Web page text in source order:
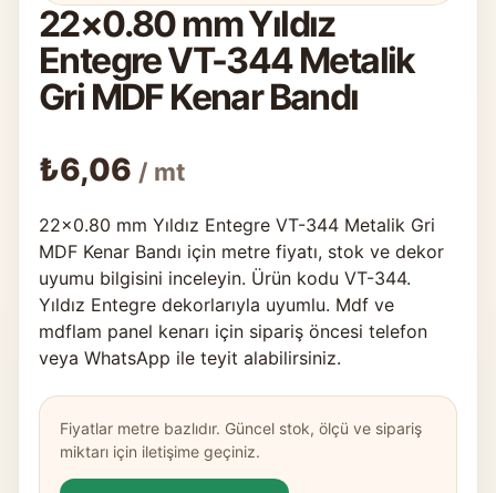
22×0.80 mm Yıldız
Entegre VT-344 Metalik
Gri MDF Kenar Bandı
₺6,06 / mt
22×0.80 mm Yıldız Entegre VT-344 Metalik Gri
MDF Kenar Bandı için metre fiyatı, stok ve dekor
uyumu bilgisini inceleyin. Ürün kodu VT-344.
Yıldız Entegre dekorlarıyla uyumlu. Mdf ve
mdflam panel kenarı için sipariş öncesi telefon
veya WhatsApp ile teyit alabilirsiniz.
Fiyatlar metre bazlıdır. Güncel stok, ölçü ve sipariş
miktarı için iletişime geçiniz.